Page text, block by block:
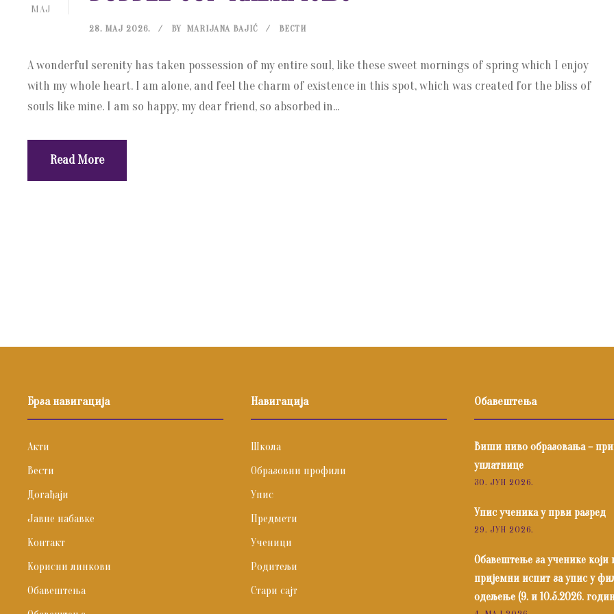
МАЈ
28. МАЈ 2026. BY MARIJANA BAJIĆ ВЕСТИ
A wonderful serenity has taken possession of my entire soul, like these sweet mornings of spring which I enjoy
with my whole heart. I am alone, and feel the charm of existence in this spot, which was created for the bliss of
souls like mine. I am so happy, my dear friend, so absorbed in...
Read More
Брза навигација
Акти
Вести
Догађаји
Јавне набавке
Контакт
Корисни линкови
Обавештења
Навигација
Школа
Образовни профили
Упис
Предмети
Ученици
Родитељи
Стари сајт
Обавештења
Виши ниво образовања –
уплатнице
30. ЈУН 2026.
Упис ученика у први разред
29. ЈУН 2026.
Обавештење за ученике који
пријемни испит за упис у
одељење (9. и 10.5.2026.